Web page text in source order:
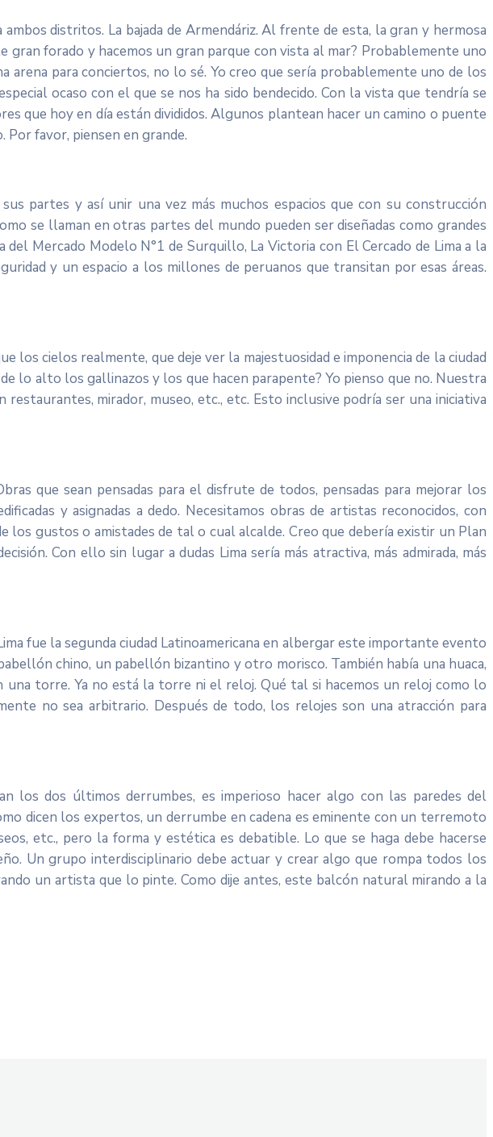
distritos. La bajada de Armendáriz. Al frente de esta, la gran y hermosa
gran forado y hacemos un gran parque con vista al mar? Probablemente uno
arena para conciertos, no lo sé. Yo creo que sería probablemente uno de los
ocaso con el que se nos ha sido bendecido. Con la vista que tendría se
que hoy en día están divididos. Algunos plantean hacer un camino o puente
Por favor, piensen en grande.
partes y así unir una vez más muchos espacios que con su construcción
se llaman en otras partes del mundo pueden ser diseñadas como grandes
Mercado Modelo N°1 de Surquillo, La Victoria con El Cercado de Lima a la
y un espacio a los millones de peruanos que transitan por esas áreas.
cielos realmente, que deje ver la majestuosidad e imponencia de la ciudad
lo alto los gallinazos y los que hacen parapente? Yo pienso que no. Nuestra
mirador, museo, etc., etc. Esto inclusive podría ser una iniciativa
que sean pensadas para el disfrute de todos, pensadas para mejorar los
y asignadas a dedo. Necesitamos obras de artistas reconocidos, con
los gustos o amistades de tal o cual alcalde. Creo que debería existir un Plan
Con ello sin lugar a dudas Lima sería más atractiva, más admirada, más
fue la segunda ciudad Latinoamericana en albergar este importante evento
chino, un pabellón bizantino y otro morisco. También había una huaca,
una torre. Ya no está la torre ni el reloj. Qué tal si hacemos un reloj como lo
no sea arbitrario. Después de todo, los relojes son una atracción para
los dos últimos derrumbes, es imperioso hacer algo con las paredes del
dicen los expertos, un derrumbe en cadena es eminente con un terremoto
etc., pero la forma y estética es debatible. Lo que se haga debe hacerse
Un grupo interdisciplinario debe actuar y crear algo que rompa todos los
un artista que lo pinte. Como dije antes, este balcón natural mirando a la